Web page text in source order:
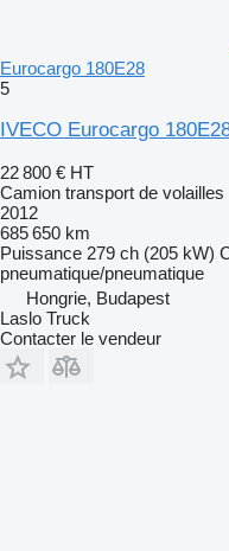
Eurocargo 180E28
5
IVECO Eurocargo
22 800 € HT
Camion transport de volailles
2012
685 650 km
Puissance 279 ch (205 kW)
pneumatique/pneumatique
Hongrie, Budapest
Laslo Truck
Contacter le vendeur